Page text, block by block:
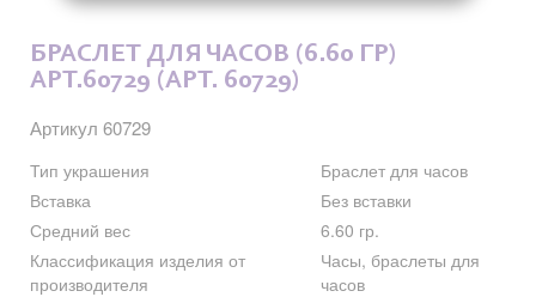
БРАСЛЕТ ДЛЯ ЧАСОВ (6.60 ГР)
АРТ.60729 (АРТ. 60729)
Артикул 60729
Тип украшения
Браслет для часов
Вставка
Без вставки
Средний вес
6.60 гр.
Классификация изделия от
производителя
Часы, браслеты для
часов